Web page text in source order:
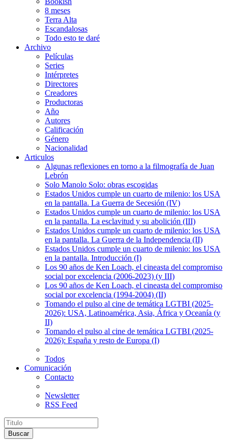
8 meses
Terra Alta
Escandalosas
Todo esto te daré
Archivo
Películas
Series
Intérpretes
Directores
Creadores
Productoras
Año
Autores
Calificación
Género
Nacionalidad
Articulos
Algunas reflexiones en torno a la filmografía de Juan
Lebrón
Solo Manolo Solo: obras escogidas
Estados Unidos cumple un cuarto de milenio: los USA
en la pantalla. La Guerra de Secesión (IV)
Estados Unidos cumple un cuarto de milenio: los USA
en la pantalla. La esclavitud y su abolición (III)
Estados Unidos cumple un cuarto de milenio: los USA
en la pantalla. La Guerra de la Independencia (II)
Estados Unidos cumple un cuarto de milenio: los USA
en la pantalla. Introducción (I)
Los 90 años de Ken Loach, el cineasta del compromiso
social por excelencia (2006-2023) (y III)
Los 90 años de Ken Loach, el cineasta del compromiso
social por excelencia (1994-2004) (II)
Tomando el pulso al cine de temática LGTBI (2025-
2026): USA, Latinoamérica, Asia, África y Oceanía (y
II)
Tomando el pulso al cine de temática LGTBI (2025-
2026): España y resto de Europa (I)
Todos
Comunicación
Contacto
Newsletter
RSS Feed
Buscar